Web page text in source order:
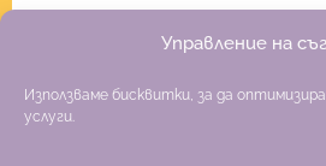
Управление на
Използваме бисквитки, за да
услуги.